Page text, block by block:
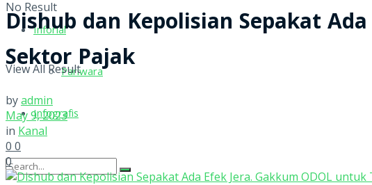
Inforial
Pariwara
Infografis
No Result
View All Result
Dishub dan Kepolisian Sepakat
Sektor Pajak
byadmin
May 9, 2023
in Kanal
0 0
0